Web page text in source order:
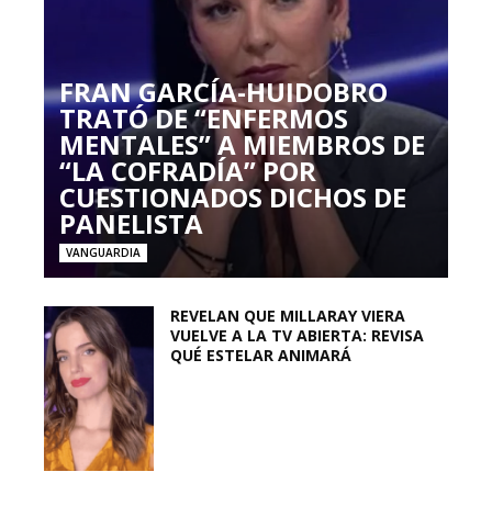
FRAN GARCÍA-HUIDOBRO
TRATÓ DE “ENFERMOS
MENTALES” A MIEMBROS DE
“LA COFRADÍA” POR
CUESTIONADOS DICHOS DE
PANELISTA
VANGUARDIA
REVELAN QUE MILLARAY VIERA
VUELVE A LA TV ABIERTA: REVISA
QUÉ ESTELAR ANIMARÁ